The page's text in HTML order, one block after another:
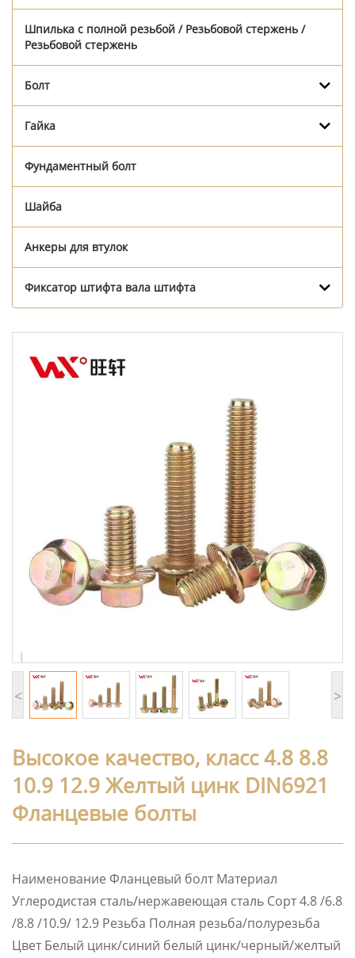
Шпилька с полной резьбой / Резьбовой стержень /
Резьбовой стержень
Болт
Гайка
Фундаментный болт
Шайба
Анкеры для втулок
Фиксатор штифта вала штифта
< >
Высокое качество, класс 4.8 8.8
10.9 12.9 Желтый цинк DIN6921
Фланцевые болты
Наименование Фланцевый болт Материал
Углеродистая сталь/нержавеющая сталь Сорт 4.8 /6.8
/8.8 /10.9/ 12.9 Резьба Полная резьба/полурезьба
Цвет Белый цинк/синий белый цинк/черный/желтый